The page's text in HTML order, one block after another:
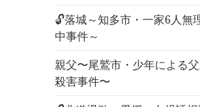
🔓落城～知多市・一家6人無
中事件～
親父〜尾鷲市・少年による
殺害事件〜